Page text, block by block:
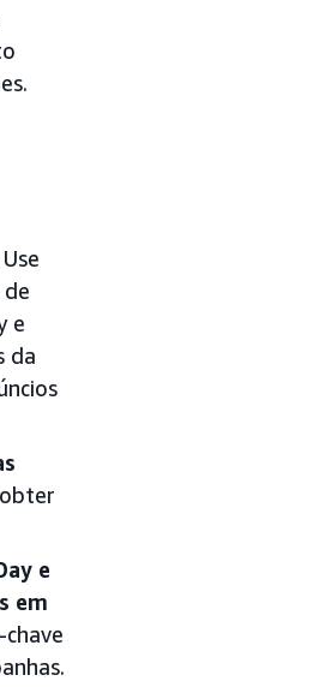
Use
e
da
e
em